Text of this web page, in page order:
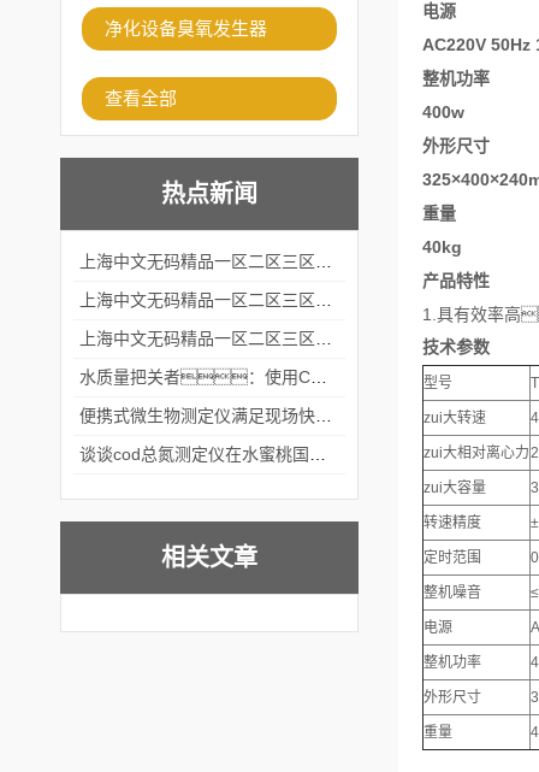
净化设备臭氧发生器
查看全部
热点新闻
相关文章
电源
AC220V 50Hz
整机功率
400w
外形尺寸
重量
40kg
产品特性
1.具有效率
技术参数
型号
zui大转速
zui大相对离心力
zui大容量
转速精度
定时范围
整机噪音
电源
整机功率
外形尺寸
重量